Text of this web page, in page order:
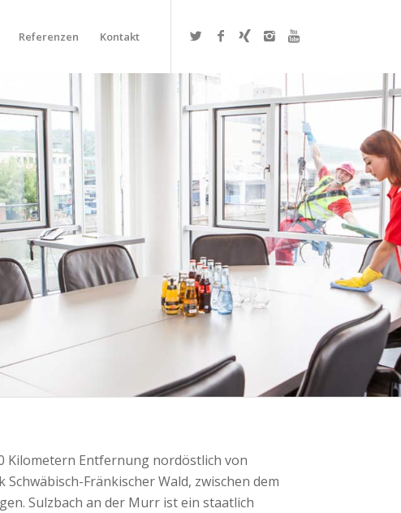
Referenzen Kontakt
Kilometern Entfernung nordöstlich von
Fränkischer Wald, zwischen dem
Sulzbach an der Murr ist ein staatlich